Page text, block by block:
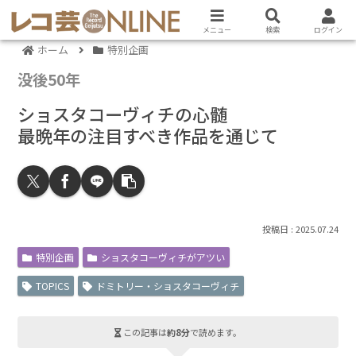
ホーム 特別企画
没後50年
ショスタコーヴィチの心髄
最晩年の注目すべき作品を通じて
2025.07.24
特別企画 ショスタコーヴィチがアツい
TOPICS ドミトリー・ショスタコーヴィチ
この記事は約8分で読めます。
メニュー 検索 ログイン